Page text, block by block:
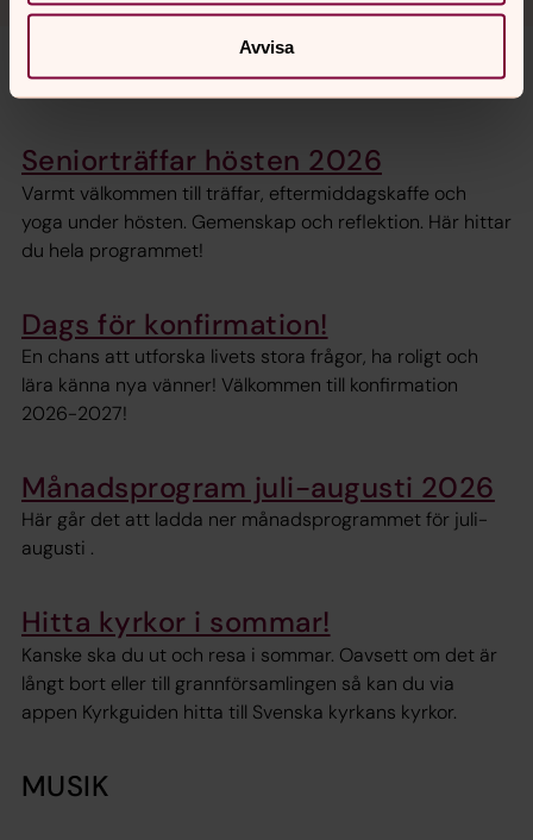
Avvisa
AKTUELLT
Seniorträffar hösten 2026
Varmt välkommen till träffar, eftermiddagskaffe och
yoga under hösten. Gemenskap och reflektion. Här hittar
du hela programmet!
Dags för konfirmation!
En chans att utforska livets stora frågor, ha roligt och
lära känna nya vänner! Välkommen till konfirmation
2026-2027!
Månadsprogram juli-augusti 2026
Här går det att ladda ner månadsprogrammet för juli-
augusti .
Hitta kyrkor i sommar!
Kanske ska du ut och resa i sommar. Oavsett om det är
långt bort eller till grannförsamlingen så kan du via
appen Kyrkguiden hitta till Svenska kyrkans kyrkor.
MUSIK